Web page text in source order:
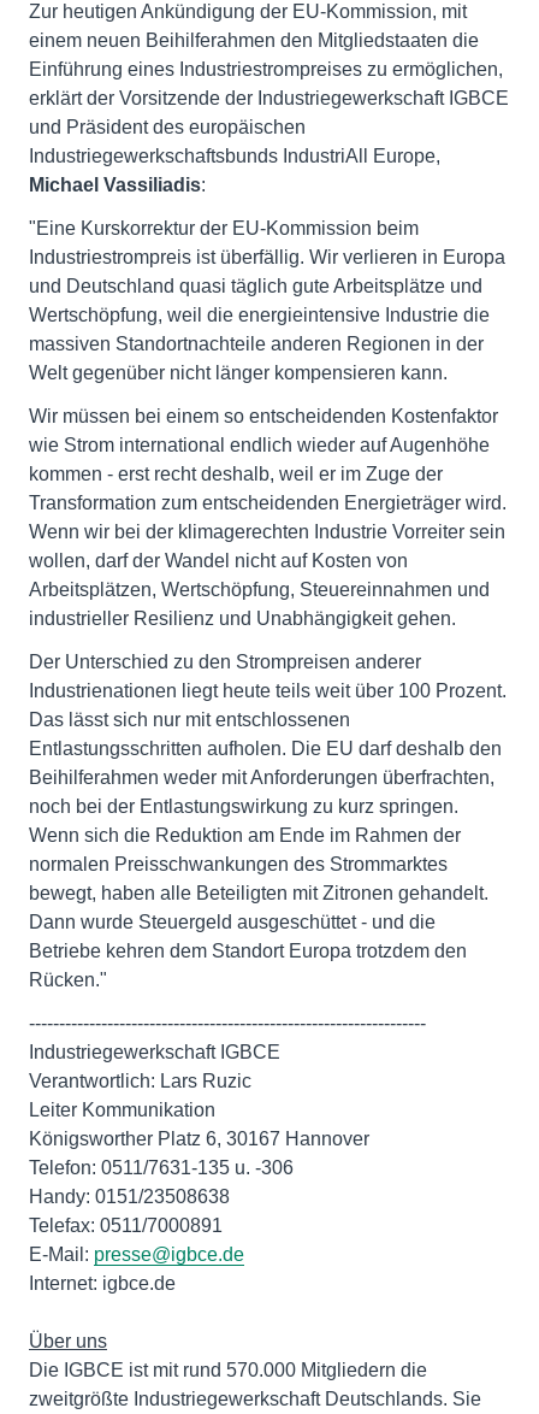
Zur heutigen Ankündigung der EU-Kommission, mit
einem neuen Beihilferahmen den Mitgliedstaaten die
Einführung eines Industriestrompreises zu ermöglichen,
erklärt der Vorsitzende der Industriegewerkschaft IGBCE
und Präsident des europäischen
Industriegewerkschaftsbunds IndustriAll Europe,
Michael Vassiliadis:
"Eine Kurskorrektur der EU-Kommission beim
Industriestrompreis ist überfällig. Wir verlieren in Europa
und Deutschland quasi täglich gute Arbeitsplätze und
Wertschöpfung, weil die energieintensive Industrie die
massiven Standortnachteile anderen Regionen in der
Welt gegenüber nicht länger kompensieren kann.
Wir müssen bei einem so entscheidenden Kostenfaktor
wie Strom international endlich wieder auf Augenhöhe
kommen - erst recht deshalb, weil er im Zuge der
Transformation zum entscheidenden Energieträger wird.
Wenn wir bei der klimagerechten Industrie Vorreiter sein
wollen, darf der Wandel nicht auf Kosten von
Arbeitsplätzen, Wertschöpfung, Steuereinnahmen und
industrieller Resilienz und Unabhängigkeit gehen.
Der Unterschied zu den Strompreisen anderer
Industrienationen liegt heute teils weit über 100 Prozent.
Das lässt sich nur mit entschlossenen
Entlastungsschritten aufholen. Die EU darf deshalb den
Beihilferahmen weder mit Anforderungen überfrachten,
noch bei der Entlastungswirkung zu kurz springen.
Wenn sich die Reduktion am Ende im Rahmen der
normalen Preisschwankungen des Strommarktes
bewegt, haben alle Beteiligten mit Zitronen gehandelt.
Dann wurde Steuergeld ausgeschüttet - und die
Betriebe kehren dem Standort Europa trotzdem den
Rücken."
------------------------------------------------------------------
Industriegewerkschaft IGBCE
Verantwortlich: Lars Ruzic
Leiter Kommunikation
Königsworther Platz 6, 30167 Hannover
Telefon: 0511/7631-135 u. -306
Handy: 0151/23508638
Telefax: 0511/7000891
E-Mail: presse@igbce.de
Internet: igbce.de
Über uns
Die IGBCE ist mit rund 570.000 Mitgliedern die
zweitgrößte Industriegewerkschaft Deutschlands. Sie